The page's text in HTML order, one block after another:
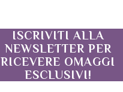
ISCRIVITI ALLA
NEWSLETTER PER
RICEVERE OMAGGI
ESCLUSIVI!